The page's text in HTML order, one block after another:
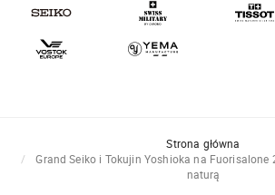
Strona główna
Grand Seiko i Tokujin Yoshioka na Fuorisalone
naturą